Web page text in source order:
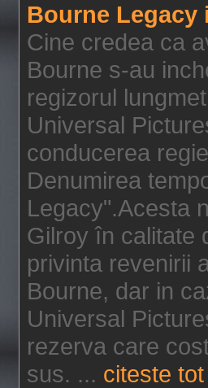
Bourne Legacy
Cine credea ca
Bourne s-au
regizorul
Universal
conducerea
Denumirea
Legacy".Acesta
Gilroy în calitate
privinta revenirii
Bourne, dar in
Universal
rezerva care
sus. ... citeste